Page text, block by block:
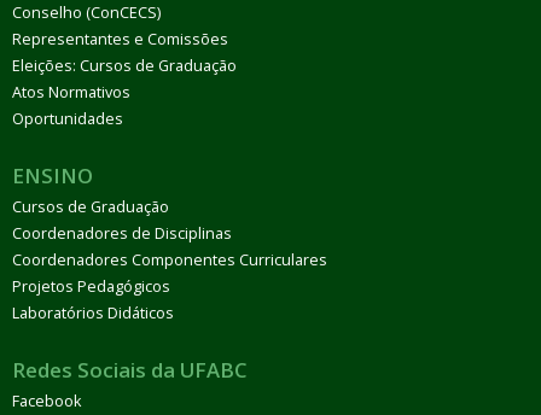
Conselho (ConCECS)
Representantes e Comissões
Eleições: Cursos de Graduação
Atos Normativos
Oportunidades
ENSINO
Cursos de Graduação
Coordenadores de Disciplinas
Coordenadores Componentes Curriculares
Projetos Pedagógicos
Laboratórios Didáticos
Redes Sociais da UFABC
Facebook